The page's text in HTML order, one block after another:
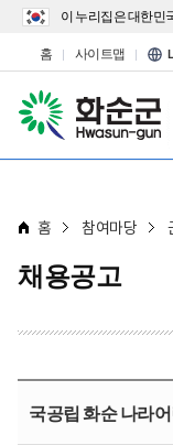
이 누리집은 대한민
홈 사이트맵
홈 참여마당
채용공고
국공립 화순 나라